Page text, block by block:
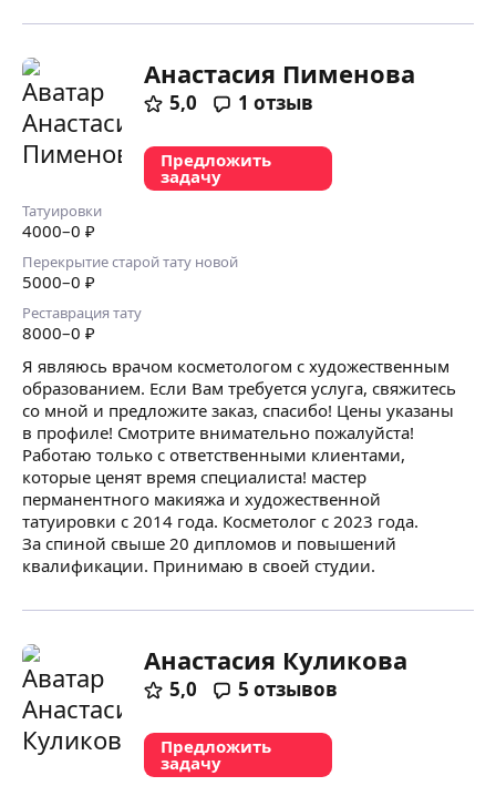
Анастасия Пименова
5,0 1 отзыв
Предложить
задачу
Татуировки
4000–0 ₽
Перекрытие старой тату новой
5000–0 ₽
Реставрация тату
8000–0 ₽
Я являюсь врачом косметологом с художественным
образованием. Если Вам требуется услуга, свяжитесь
со мной и предложите заказ, спасибо! Цены указаны
в профиле! Смотрите внимательно пожалуйста!
Работаю только с ответственными клиентами,
которые ценят время специалиста! мастер
перманентного макияжа и художественной
татуировки с 2014 года. Косметолог с 2023 года.
За спиной свыше 20 дипломов и повышений
квалификации. Принимаю в своей студии.
Анастасия Куликова
5,0 5 отзывов
Предложить
задачу